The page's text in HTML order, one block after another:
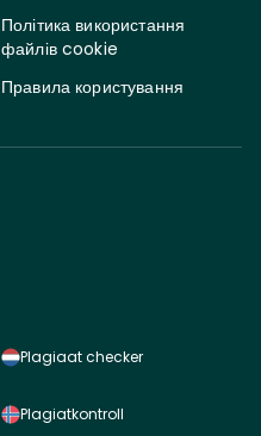
Політика використання
файлів cookie
Правила користування
Plagiaat checker
Plagiatkontroll